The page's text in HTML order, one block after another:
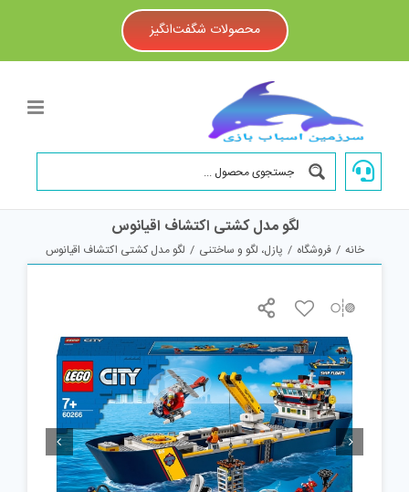
محصولات شگفت‌انگیز
لگو مدل کشتی اکتشاف اقیانوس
خانه / فروشگاه / پازل، لگو و ساختنی / لگو مدل کشتی اکتشاف اقیانوس
 